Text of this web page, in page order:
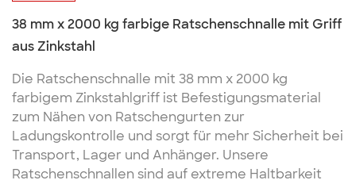
38 mm x 2000 kg farbige Ratschenschnalle mit Griff
aus Zinkstahl
Die Ratschenschnalle mit 38 mm x 2000 kg
farbigem Zinkstahlgriff ist Befestigungsmaterial
zum Nähen von Ratschengurten zur
Ladungskontrolle und sorgt für mehr Sicherheit bei
Transport, Lager und Anhänger. Unsere
Ratschenschnallen sind auf extreme Haltbarkeit